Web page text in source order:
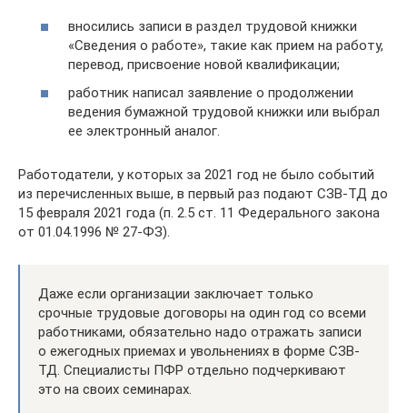
вносились записи в раздел трудовой книжки
«Сведения о работе», такие как прием на работу,
перевод, присвоение новой квалификации;
работник написал заявление о продолжении
ведения бумажной трудовой книжки или выбрал
ее электронный аналог.
Работодатели, у которых за 2021 год не было событий
из перечисленных выше, в первый раз подают СЗВ-ТД до
15 февраля 2021 года (п. 2.5 ст. 11 Федерального закона
от 01.04.1996 № 27-ФЗ).
Даже если организации заключает только
срочные трудовые договоры на один год со всеми
работниками, обязательно надо отражать записи
о ежегодных приемах и увольнениях в форме СЗВ-
ТД. Специалисты ПФР отдельно подчеркивают
это на своих семинарах.